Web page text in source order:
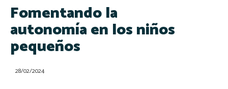
Fomentando la
autonomía en los niños
pequeños
28/02/2024